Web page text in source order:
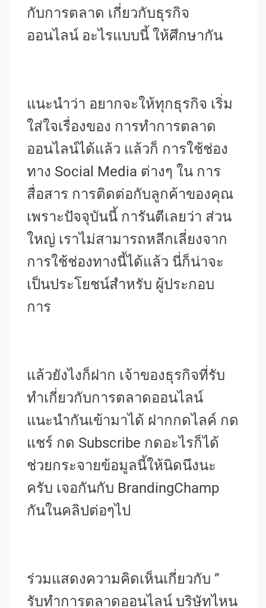
กับการตลาด เกี่ยวกับธุรกิจ
ออนไลน์ อะไรแบบนี้ ให้ศึกษากัน
แนะนำว่า อยากจะให้ทุกธุรกิจ เริ่ม
ใส่ใจเรื่องของ การทำการตลาด
ออนไลน์ได้แล้ว แล้วก็ การใช้ช่อง
ทาง Social Media ต่างๆ ใน การ
สื่อสาร การติดต่อกับลูกค้าของคุณ
เพราะปัจจุบันนี้ การันตีเลยว่า ส่วน
ใหญ่ เราไม่สามารถหลีกเลี่ยงจาก
การใช้ช่องทางนี้ได้แล้ว นี่ก็น่าจะ
เป็นประโยชน์สำหรับ ผู้ประกอบ
การ
แล้วยังไงก็ฝาก เจ้าของธุรกิจที่รับ
ทำเกี่ยวกับการตลาดออนไลน์
แนะนำกันเข้ามาได้ ฝากกดไลค์ กด
แชร์ กด Subscribe กดอะไรก็ได้
ช่วยกระจายข้อมูลนี้ให้นิดนึงนะ
ครับ เจอกันกับ BrandingChamp
กันในคลิปต่อๆไป
ร่วมแสดงความคิดเห็นเกี่ยวกับ ”
รับทําการตลาดออนไลน์ บริษัทไหน